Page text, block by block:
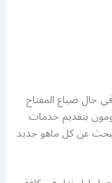
حال ضياع المفتاح
بتقديم خدمات
عن كل ماهو جديد